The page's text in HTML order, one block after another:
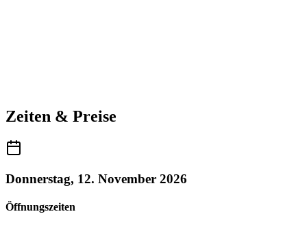
Zeiten & Preise
Donnerstag, 12. November 2026
Öffnungszeiten